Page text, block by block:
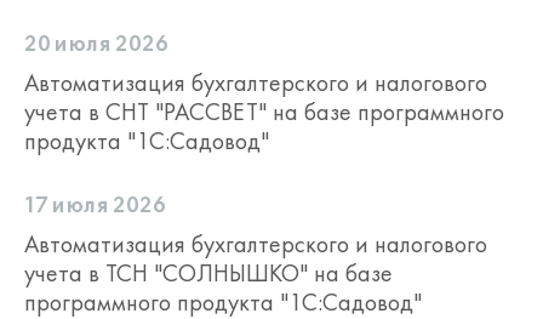
20 июля 2026
Автоматизация бухгалтерского и налогового
учета в СНТ "РАССВЕТ" на базе программного
продукта "1С:Садовод"
17 июля 2026
Автоматизация бухгалтерского и налогового
учета в ТСН "СОЛНЫШКО" на базе
программного продукта "1С:Садовод"